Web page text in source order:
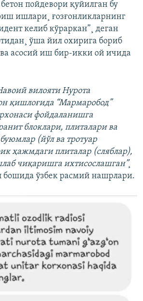
пойдевори қуйилган бу
ишлари¸ ғозғонликларнинг
келиб кўраркан”¸ деган
ўша йил охирига бориб
асосий иш бир-икки ой ичида
вилояти Нурота
қишлоғида “Мармаробод”
фойдаланишга
блоклари, плиталари ва
(йўл ва тротуар
ҳажмдаги плиталар (сляблар),
чиқаришга ихтисослашган”¸
бошида ўзбек расмий нашрлари.